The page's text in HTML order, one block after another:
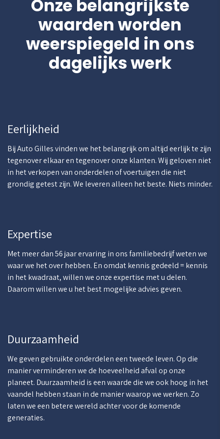
Onze belangrijkste
waarden worden
weerspiegeld in ons
dagelijks werk
Eerlijkheid
Bij Auto Gilles vinden we het belangrijk om altijd eerlijk te zijn
tegenover elkaar en tegenover onze klanten. Wij geloven niet
in het verkopen van onderdelen of voertuigen die niet
grondig getest zijn. We leveren alleen het beste. Niets minder.
Expertise
Met meer dan 56 jaar ervaring in ons familiebedrijf weten we
waar we het over hebben. En omdat kennis gedeeld = kennis
in het kwadraat, willen we onze expertise met u delen.
Daarom willen we u het best mogelijke advies geven.
Duurzaamheid
We geven gebruikte onderdelen een tweede leven. Op die
manier verminderen we de hoeveelheid afval op onze
planeet. Duurzaamheid is een waarde die we ook hoog in het
vaandel hebben staan in de manier waarop we werken. Zo
laten we een betere wereld achter voor de komende
generaties.